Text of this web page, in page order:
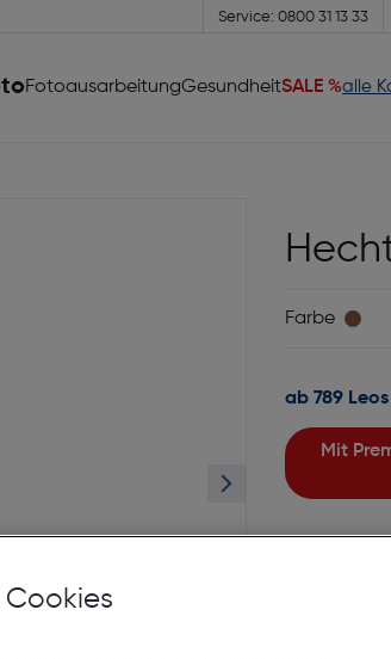
Service: 0800 31 13 33
FotoausarbeitungGesundheitSALE %alle
Farbe
ab 789 Leos
Mit Premiumgläsern und Superentspiegelung in Sehstärke
Jetzt